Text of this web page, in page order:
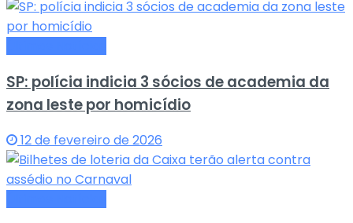
SP: polícia indicia 3 sócios de academia da
zona leste por homicídio
12 de fevereiro de 2026